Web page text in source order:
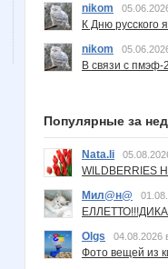
nikom
К Дню русского
nikom
В связи с пмэф-
Популярные за
Nata.li
Мил@н@
Olgs
04.08.2026
Фото вещей из